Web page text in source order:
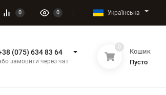
0 0 Українська
(075) 634 83 64
замовити через чат
0
Кошик
Пусто